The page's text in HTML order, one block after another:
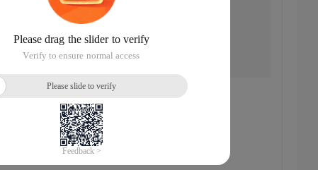
完成绑定。